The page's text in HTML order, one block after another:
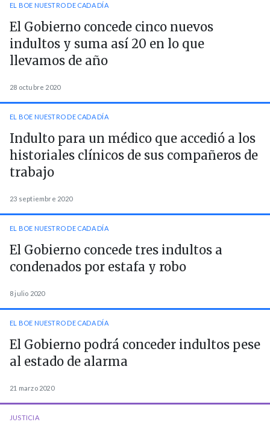
EL BOE NUESTRO DE CADA DÍA
El Gobierno concede cinco nuevos
indultos y suma así 20 en lo que
llevamos de año
28 octubre 2020
EL BOE NUESTRO DE CADA DÍA
Indulto para un médico que accedió a los
historiales clínicos de sus compañeros de
trabajo
23 septiembre 2020
EL BOE NUESTRO DE CADA DÍA
El Gobierno concede tres indultos a
condenados por estafa y robo
8 julio 2020
EL BOE NUESTRO DE CADA DÍA
El Gobierno podrá conceder indultos pese
al estado de alarma
21 marzo 2020
JUSTICIA